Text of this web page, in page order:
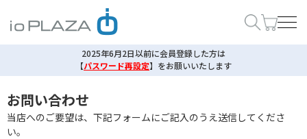
2025年6月2日以前に会員登録した方は
【パスワード再設定】 をお願いいたします
お問い合わせ
当店へのご要望は、下記フォームにご記入のうえ送信してくださ
い。